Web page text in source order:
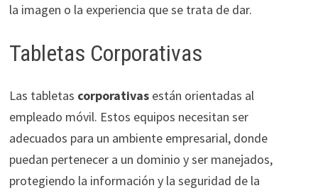
la imagen o la experiencia que se trata de dar.
Tabletas Corporativas
Las tabletas corporativasestán orientadas al
empleado móvil. Estos equipos necesitan ser
adecuados para un ambiente empresarial, donde
puedan pertenecer a un dominio y ser manejados,
protegiendo la información y la seguridad de la